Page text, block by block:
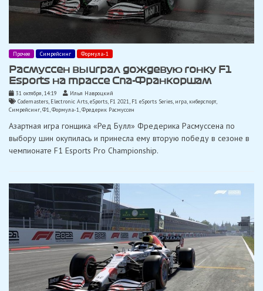
Прочее Симрейсинг Формула-1
Расмуссен выиграл дождевую гонку F1
Esports на трассе Спа-Франкоршам
31 октября, 14:19
Илья Навроцкий
Codemasters, Electronic Arts,eSports, F1 2021, F1 eSports Series, игра, киберспорт,
Симрейсинг,Ф1,Формула-1,Фредерик Расмуссен
Азартная игра гонщика «Ред Булл» Фредерика Расмуссена по
выбору шин окупилась и принесла ему вторую победу в сезоне в
чемпионате F1 Esports Pro Championship.